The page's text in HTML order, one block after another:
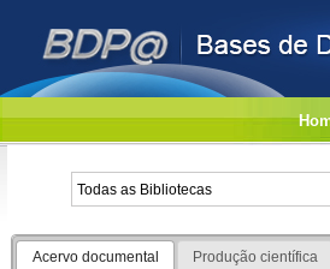
Acervo documental Produção científica